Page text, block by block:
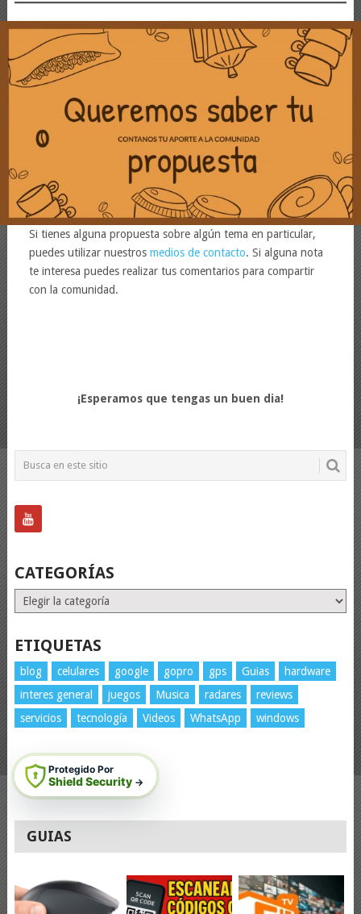
Si tienes alguna propuesta sobre algún tema en particular,
puedes utilizar nuestrosmedios de contacto. Si alguna nota
te interesa puedes realizar tus comentarios para compartir
con la comunidad.
¡Esperamos que tengas un buen dia!
CATEGORÍAS
Categorías
ETIQUETAS
blog celulares google gopro gps Guias
hardware
interes general
juegos Musica radares
reviews
servicios
tecnología Videos WhatsApp windows
Protegido Por
Shield Security →
GUIAS